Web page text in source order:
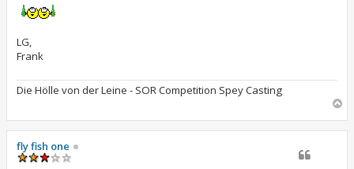
LG,
Frank
Die Hölle von der Leine - SOR Competition Spey Casting
c
fly fish one